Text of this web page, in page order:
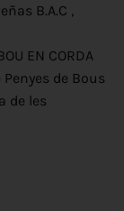
B.A.C ,
EN CORDA
Penyes de Bous
de les